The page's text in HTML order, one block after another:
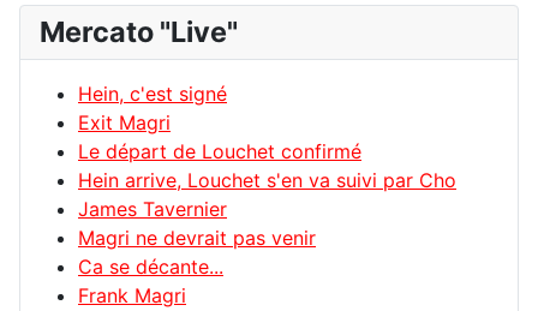
Mercato "Live"
Hein, c'est signé
Exit Magri
Le départ de Louchet confirmé
Hein arrive, Louchet s'en va suivi par Cho
James Tavernier
Magri ne devrait pas venir
Ca se décante...
Frank Magri